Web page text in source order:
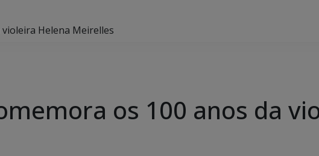
Helena Meirelles
os 100 anos da